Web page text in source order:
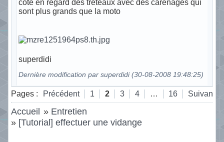
cote en regard des treteaux avec des carenages qui
sont plus grands que la moto
superdidi
Dernière modification par superdidi (30-08-2008 19:48:25)
Hors ligne
Pages : Précédent 1 2 3 4 … 16 Suivant
Accueil » Entretien
» [Tutorial] effectuer une vidange